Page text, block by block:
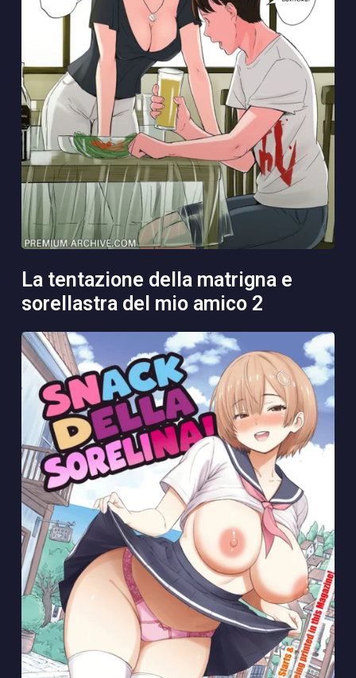
la tentazione della matrigna e
sorellastra del mio amico 2